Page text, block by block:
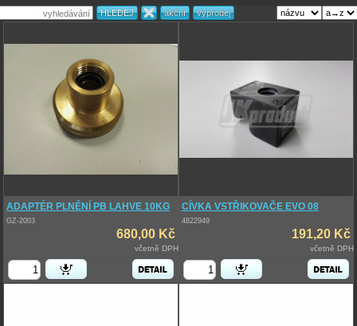
ADAPTÉR PLNĚNÍ PB LAHVE 10KG
GZ-2003
680,00 Kč
včetně DPH
CÍVKA VSTŘIKOVAČE EVO 08
4822949
191,20 Kč
včetně DPH